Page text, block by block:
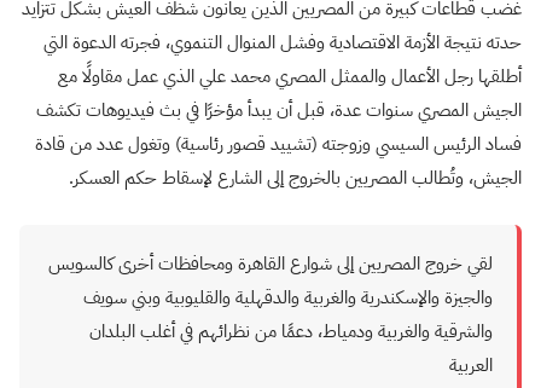
غضب قطاعات كبيرة من المصريين الذين يعانون شظف العيش بشكل تتزايد
حدته نتيجة الأزمة الاقتصادية وفشل المنوال التنموي، فجرته الدعوة التي
أطلقها رجل الأعمال والممثل المصري محمد علي الذي عمل مقاولًا مع
الجيش المصري سنوات عدة، قبل أن يبدأ مؤخرًا في بث فيديوهات تكشف
فساد الرئيس السيسي وزوجته (تشييد قصور رئاسية) وتغول عدد من قادة
الجيش، وتُطالب المصريين بالخروج إلى الشارع لإسقاط حكم العسكر.
لقي خروج المصريين إلى شوارع القاهرة ومحافظات أخرى كالسويس
والجيزة والإسكندرية والغربية والدقهلية والقليوبية وبني سويف
والشرقية والغربية ودمياط، دعمًا من نظرائهم في أغلب البلدان
العربية